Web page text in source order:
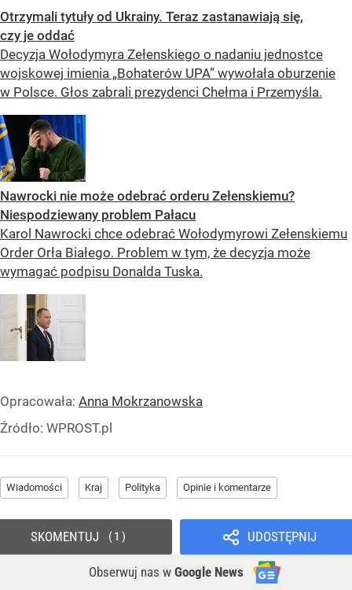
Otrzymali tytuły od Ukrainy. Teraz zastanawiają się,
czy je oddać
Decyzja Wołodymyra Zełenskiego o nadaniu jednostce
wojskowej imienia „Bohaterów UPA” wywołała oburzenie
w Polsce. Głos zabrali prezydenci Chełma i Przemyśla.
Nawrocki nie może odebrać orderu Zełenskiemu?
Niespodziewany problem Pałacu
Karol Nawrocki chce odebrać Wołodymyrowi Zełenskiemu
Order Orła Białego. Problem w tym, że decyzja może
wymagać podpisu Donalda Tuska.
Opracowała: Anna Mokrzanowska
Źródło: WPROST.pl
Wiadomości Kraj Polityka Opinie i komentarze
UDOSTĘPNIJ
Obserwuj nas w Google News
SKOMENTUJ 1